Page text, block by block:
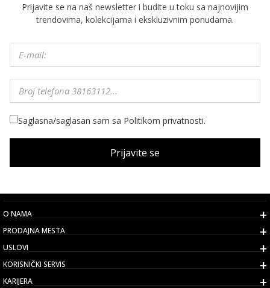
Prijavite se na naš newsletter i budite u toku sa najnovijim
trendovima, kolekcijama i ekskluzivnim ponudama.
Saglasna/saglasan sam sa Politikom privatnosti.
Prijavite se
O NAMA
PRODAJNA MESTA
USLOVI
KORISNIČKI SERVIS
KARIJERA